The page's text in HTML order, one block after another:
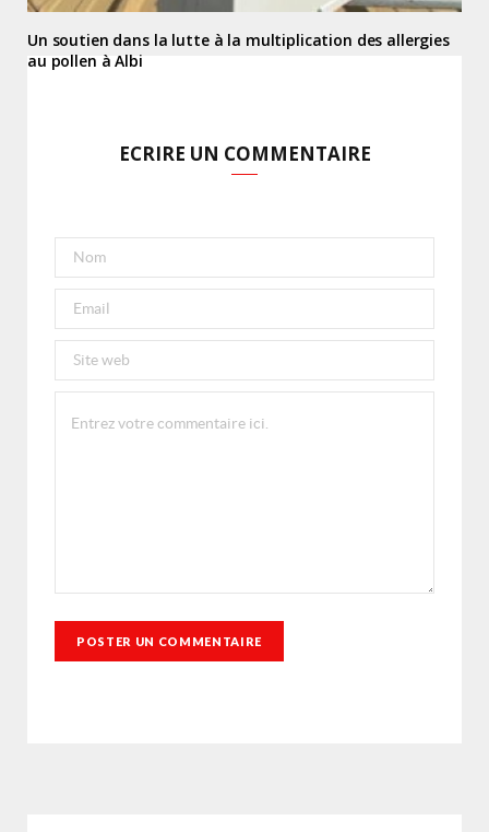
Un soutien dans la lutte à la multiplication des allergies
au pollen à Albi
ECRIRE UN COMMENTAIRE